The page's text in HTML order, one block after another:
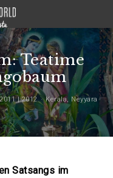
Teatime
| 2012 Kerala
Neyyara
Satsangs im